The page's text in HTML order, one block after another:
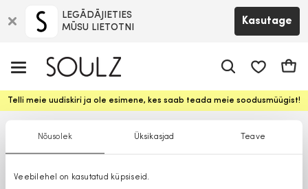
Nõusolek Üksikasjad Teave
Veebilehel on kasutatud küpsiseid.
LEGĀDĀJIETIES
MŪSU LIETOTNI
Kasutage
Telli meie uudiskiri ja ole esimene, kes saab teada meie soodusmüügist!